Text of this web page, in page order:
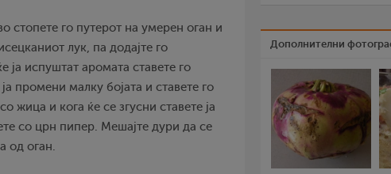
стопете го путерот на умерен оган и
лук, па додајте го
ја испуштат аромата ставете го
промени малку бојата и ставете го
жица и кога ќе се згусни ставете ја
со црн пипер. Мешајте дури да се
од оган.
Дополнителни